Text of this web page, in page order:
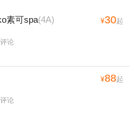
素可spa(4A) ¥30起
论
¥88起
论